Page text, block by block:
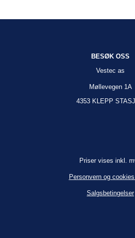
BESØK OSS
Vestec as
Møllevegen 1A
4353 KLEPP
Priser vises inkl.
Personvern og
Salgsbetingelser